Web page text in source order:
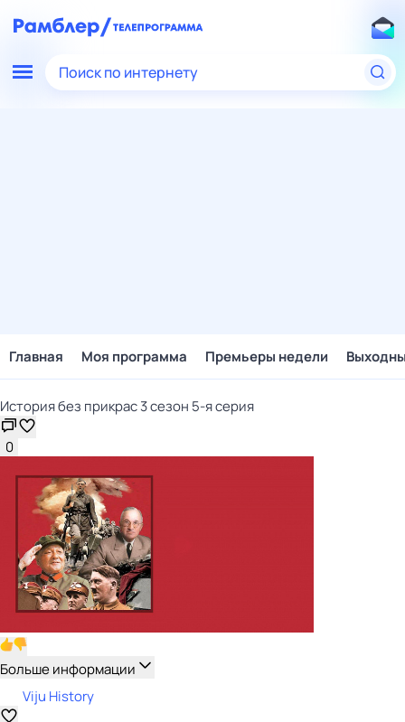
Поиск по интернету
Главная Моя программа Премьеры недели
История без прикрас 3 сезон 5-я серия
0
Больше информации
Viju History